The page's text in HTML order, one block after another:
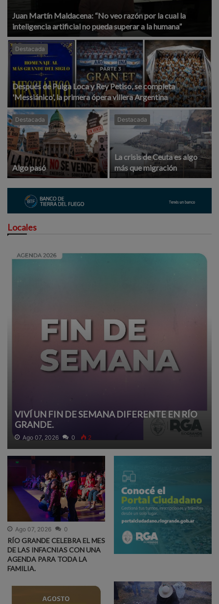
Juan Martín Maldacena: “No veo razón por la cual la
inteligencia artificial no pueda superar a la humana”
Destacada
Después de Pulga Loca y Rey Petiso, se completa
'Messiánico', la primera ópera villera Argentina
Destacada
Algo pasó
Destacada
La crisis de Ceuta es algo
más que migración
Locales
VIVÍ UN FIN DE SEMANA DIFERENTE EN RÍO
GRANDE.
Ago 07, 2026 0 2
Ago 07, 2026 0
RÍO GRANDE CELEBRA EL MES
DE LAS INFACNIAS CON UNA
AGENDA PARA TODA LA
FAMILIA.